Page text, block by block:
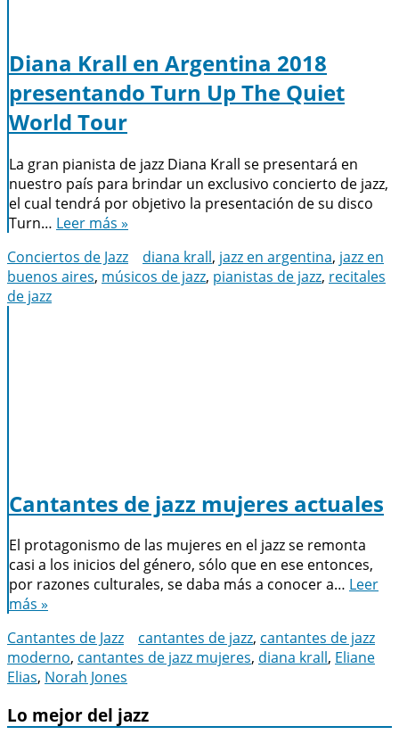
Diana Krall en Argentina 2018
presentando Turn Up The Quiet
World Tour
La gran pianista de jazz Diana Krall se presentará en
nuestro país para brindar un exclusivo concierto de jazz,
el cual tendrá por objetivo la presentación de su disco
Turn… Leer más »
Conciertos de Jazz
diana krall, jazz en argentina, jazz en
buenos aires, músicos de jazz, pianistas de jazz, recitales
de jazz
Cantantes de jazz mujeres actuales
El protagonismo de las mujeres en el jazz se remonta
casi a los inicios del género, sólo que en ese entonces,
por razones culturales, se daba más a conocer a… Leer
más »
Cantantes de Jazz
cantantes de jazz, cantantes de jazz
moderno, cantantes de jazz mujeres, diana krall, Eliane
Elias, Norah Jones
Lo mejor del jazz